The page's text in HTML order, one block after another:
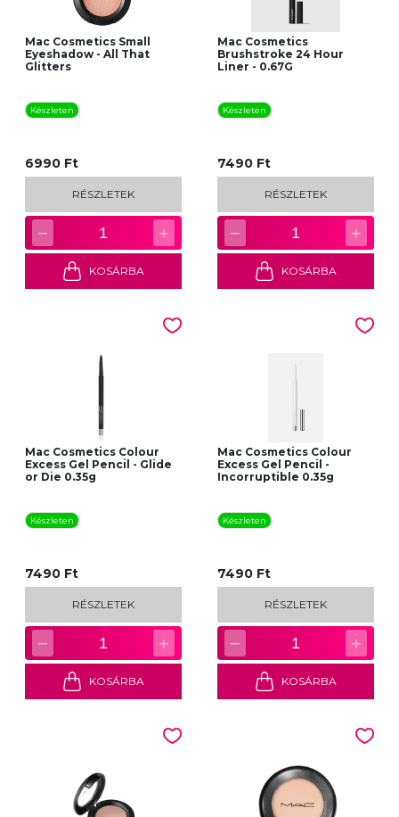
Mac Cosmetics Small
Eyeshadow - All That
Glitters
Készleten
6990 Ft
RÉSZLETEK
− 1 +
KOSÁRBA
Mac Cosmetics
Brushstroke 24 Hour
Liner - 0.67G
Készleten
7490 Ft
RÉSZLETEK
− 1 +
KOSÁRBA
Mac Cosmetics Colour
Excess Gel Pencil - Glide
or Die 0.35g
Készleten
7490 Ft
RÉSZLETEK
− 1 +
KOSÁRBA
Mac Cosmetics Colour
Excess Gel Pencil -
Incorruptible 0.35g
Készleten
7490 Ft
RÉSZLETEK
− 1 +
KOSÁRBA